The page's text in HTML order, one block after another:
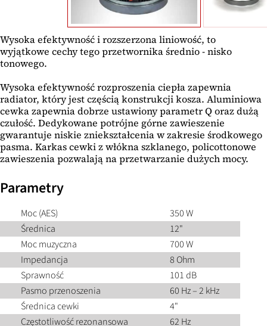
Wysoka efektywność i rozszerzona liniowość, to
wyjątkowe cechy tego przetwornika średnio - nisko
tonowego.
Wysoka efektywność rozproszenia ciepła zapewnia
radiator, który jest częścią konstrukcji kosza. Aluminiowa
cewka zapewnia dobrze ustawiony parametr Q oraz dużą
czułość. Dedykowane potrójne górne zawieszenie
gwarantuje niskie zniekształcenia w zakresie środkowego
pasma. Karkas cewki z włókna szklanego, policottonowe
zawieszenia pozwalają na przetwarzanie dużych mocy.
Parametry
Moc (AES)
350 W
Średnica
12"
Moc muzyczna
700 W
Impedancja
8 Ohm
Sprawność
101 dB
Pasmo przenoszenia
60 Hz – 2 kHz
Średnica cewki
4"
Częstotliwość rezonansowa
62 Hz